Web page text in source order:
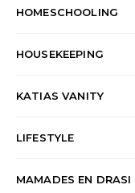
HOMESCHOOLING
HOUSEKEEPING
KATIAS VANITY
LIFESTYLE
MAMADES EN DRASI